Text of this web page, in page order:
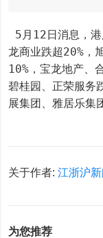
5月12日消息，
龙商业跌超20%，
10%，宝龙地产、
碧桂园、正荣服务
展集团、雅居乐集
关于作者:江浙沪
为您推荐